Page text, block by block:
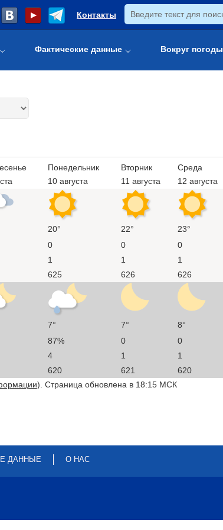
Контакты
Фактические данные Вокруг погоды
Понедельник
10 августа
Вторник
11 августа
Среда
12 августа
20° 22° 23°
0 0 0
1 1 1
625 626 626
7° 7° 8°
87% 0 0
4 1 1
620 621 620
). Страница обновлена в 18:15 МСК
ДАННЫЕ О НАС